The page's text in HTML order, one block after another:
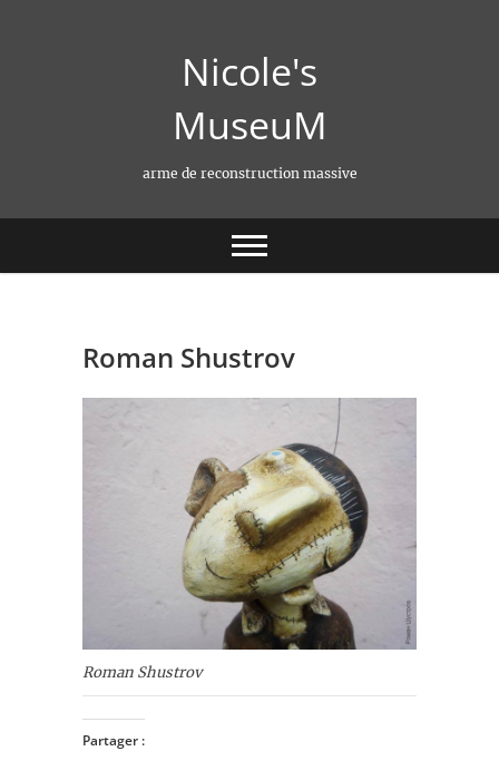
Nicole's
MuseuM
arme de reconstruction massive
Roman Shustrov
Roman Shustrov
Partager :